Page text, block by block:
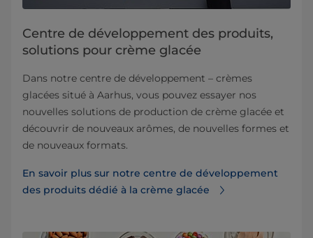
Centre de développement des produits,
solutions pour crème glacée
Dans notre centre de développement – crèmes
glacées situé à Aarhus, vous pouvez essayer nos
nouvelles solutions de production de crème glacée et
découvrir de nouveaux arômes, de nouvelles formes et
de nouveaux formats.
En savoir plus sur notre centre de développement
des produits dédié à la crème glacée